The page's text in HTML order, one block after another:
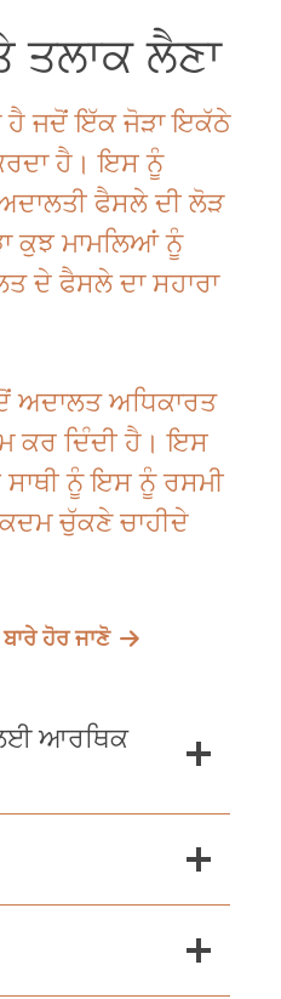
ਤਲਾਕ ਲੈਣਾ
ਜਦੋਂ ਇੱਕ ਜੋੜਾ ਇਕੱਠੇ
ਹੈ। ਇਸ ਨੂੰ
ਫੈਸਲੇ ਦੀ ਲੋੜ
ਕੁਝ ਮਾਮਲਿਆਂ ਨੂੰ
ਦੇ ਫੈਸਲੇ ਦਾ ਸਹਾਰਾ
ਅਦਾਲਤ ਅਧਿਕਾਰਤ
ਕਰ ਦਿੰਦੀ ਹੈ। ਇਸ
ਨੂੰ ਇਸ ਨੂੰ ਰਸਮੀ
ਚੁੱਕਣੇ ਚਾਹੀਦੇ
ਹੋਰ ਜਾਣੋ
ਲਈ ਆਰਥਿਕ